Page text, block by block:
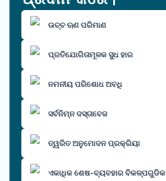
ଉଚ୍ଚ ଋଣ ପରିମାଣ
ପ୍ରତିଯୋଗିତାମୂଳକ ସୁଧ ହାର
ନମନୀୟ ପରିଶୋଧ ଅବଧି
ସର୍ବନିମ୍ନ ଦସ୍ତାବେଜ
ତ୍ୱରିତ ଅନୁମୋଦନ ପ୍ରକ୍ରିୟା
ଏକାଧିକ ଶେଷ-ବ୍ୟବହାର ବିକଳ୍ପଗୁଡିକ